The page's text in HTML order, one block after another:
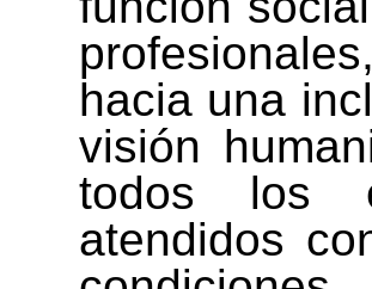
hacia una
visión
todos los
atendidos